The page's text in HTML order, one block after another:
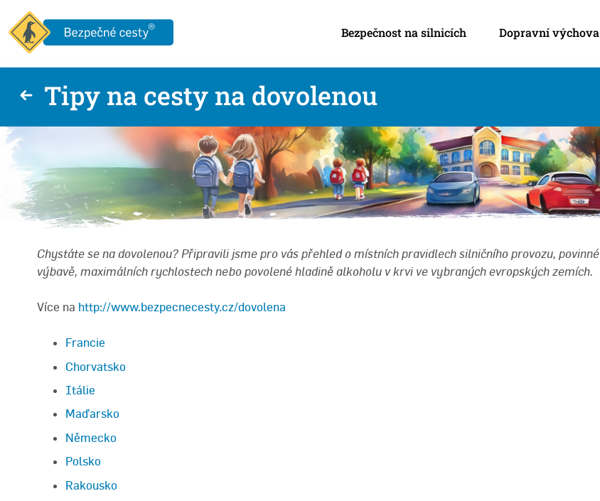
Bezpečnost na silnicích Dopravní výchova
Tipy na cesty na dovolenou
Chystáte se na dovolenou? Připravili jsme pro vás přehled o místních pravidlech silničního provozu, povinné
výbavě, maximálních rychlostech nebo povolené hladině alkoholu v krvi ve vybraných evropských zemích.
Více na http://www.bezpecnecesty.cz/dovolena
Francie
Chorvatsko
Itálie
Maďarsko
Německo
Polsko
Rakousko